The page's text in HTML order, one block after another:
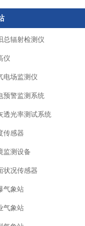
总辐射检测仪
仪
电场监测仪
预警监测系统
透光率测试系统
传感器
监测设备
状况传感器
气象站
气象站